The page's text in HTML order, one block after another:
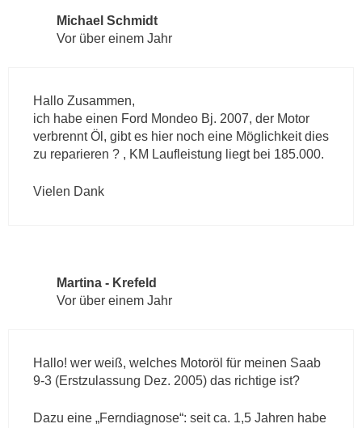
Michael Schmidt
Vor über einem Jahr
Hallo Zusammen,
ich habe einen Ford Mondeo Bj. 2007, der Motor
verbrennt Öl, gibt es hier noch eine Möglichkeit dies
zu reparieren ? , KM Laufleistung liegt bei 185.000.
Vielen Dank
Martina - Krefeld
Vor über einem Jahr
Hallo! wer weiß, welches Motoröl für meinen Saab
9-3 (Erstzulassung Dez. 2005) das richtige ist?
Dazu eine „Ferndiagnose“: seit ca. 1,5 Jahren habe